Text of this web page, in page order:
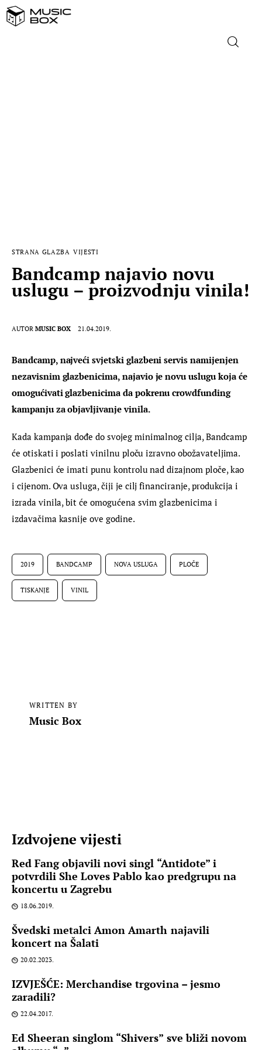
STRANA GLAZBA VIJESTI
Bandcamp najavio novu
uslugu – proizvodnju vinila!
AUTOR MUSIC BOX 21.04.2019.
Bandcamp, najveći svjetski glazbeni servis namijenjen
nezavisnim glazbenicima, najavio je novu uslugu koja će
omogućivati glazbenicima da pokrenu crowdfunding
kampanju za objavljivanje vinila.
Kada kampanja dođe do svojeg minimalnog cilja, Bandcamp
će otiskati i poslati vinilnu ploču izravno obožavateljima.
Glazbenici će imati punu kontrolu nad dizajnom ploče, kao
i cijenom. Ova usluga, čiji je cilj financiranje, produkcija i
izrada vinila, bit će omogućena svim glazbenicima i
izdavačima kasnije ove godine.
2019 BANDCAMP NOVA USLUGA PLOČE
TISKANJE VINIL
WRITTEN BY
Music Box
Izdvojene vijesti
Red Fang objavili novi singl “Antidote” i
potvrdili She Loves Pablo kao predgrupu na
koncertu u Zagrebu
18.06.2019.
Švedski metalci Amon Amarth najavili
koncert na Šalati
20.02.2023.
IZVJEŠĆE: Merchandise trgovina – jesmo
zaradili?
22.04.2017.
Ed Sheeran singlom “Shivers” sve bliži novom